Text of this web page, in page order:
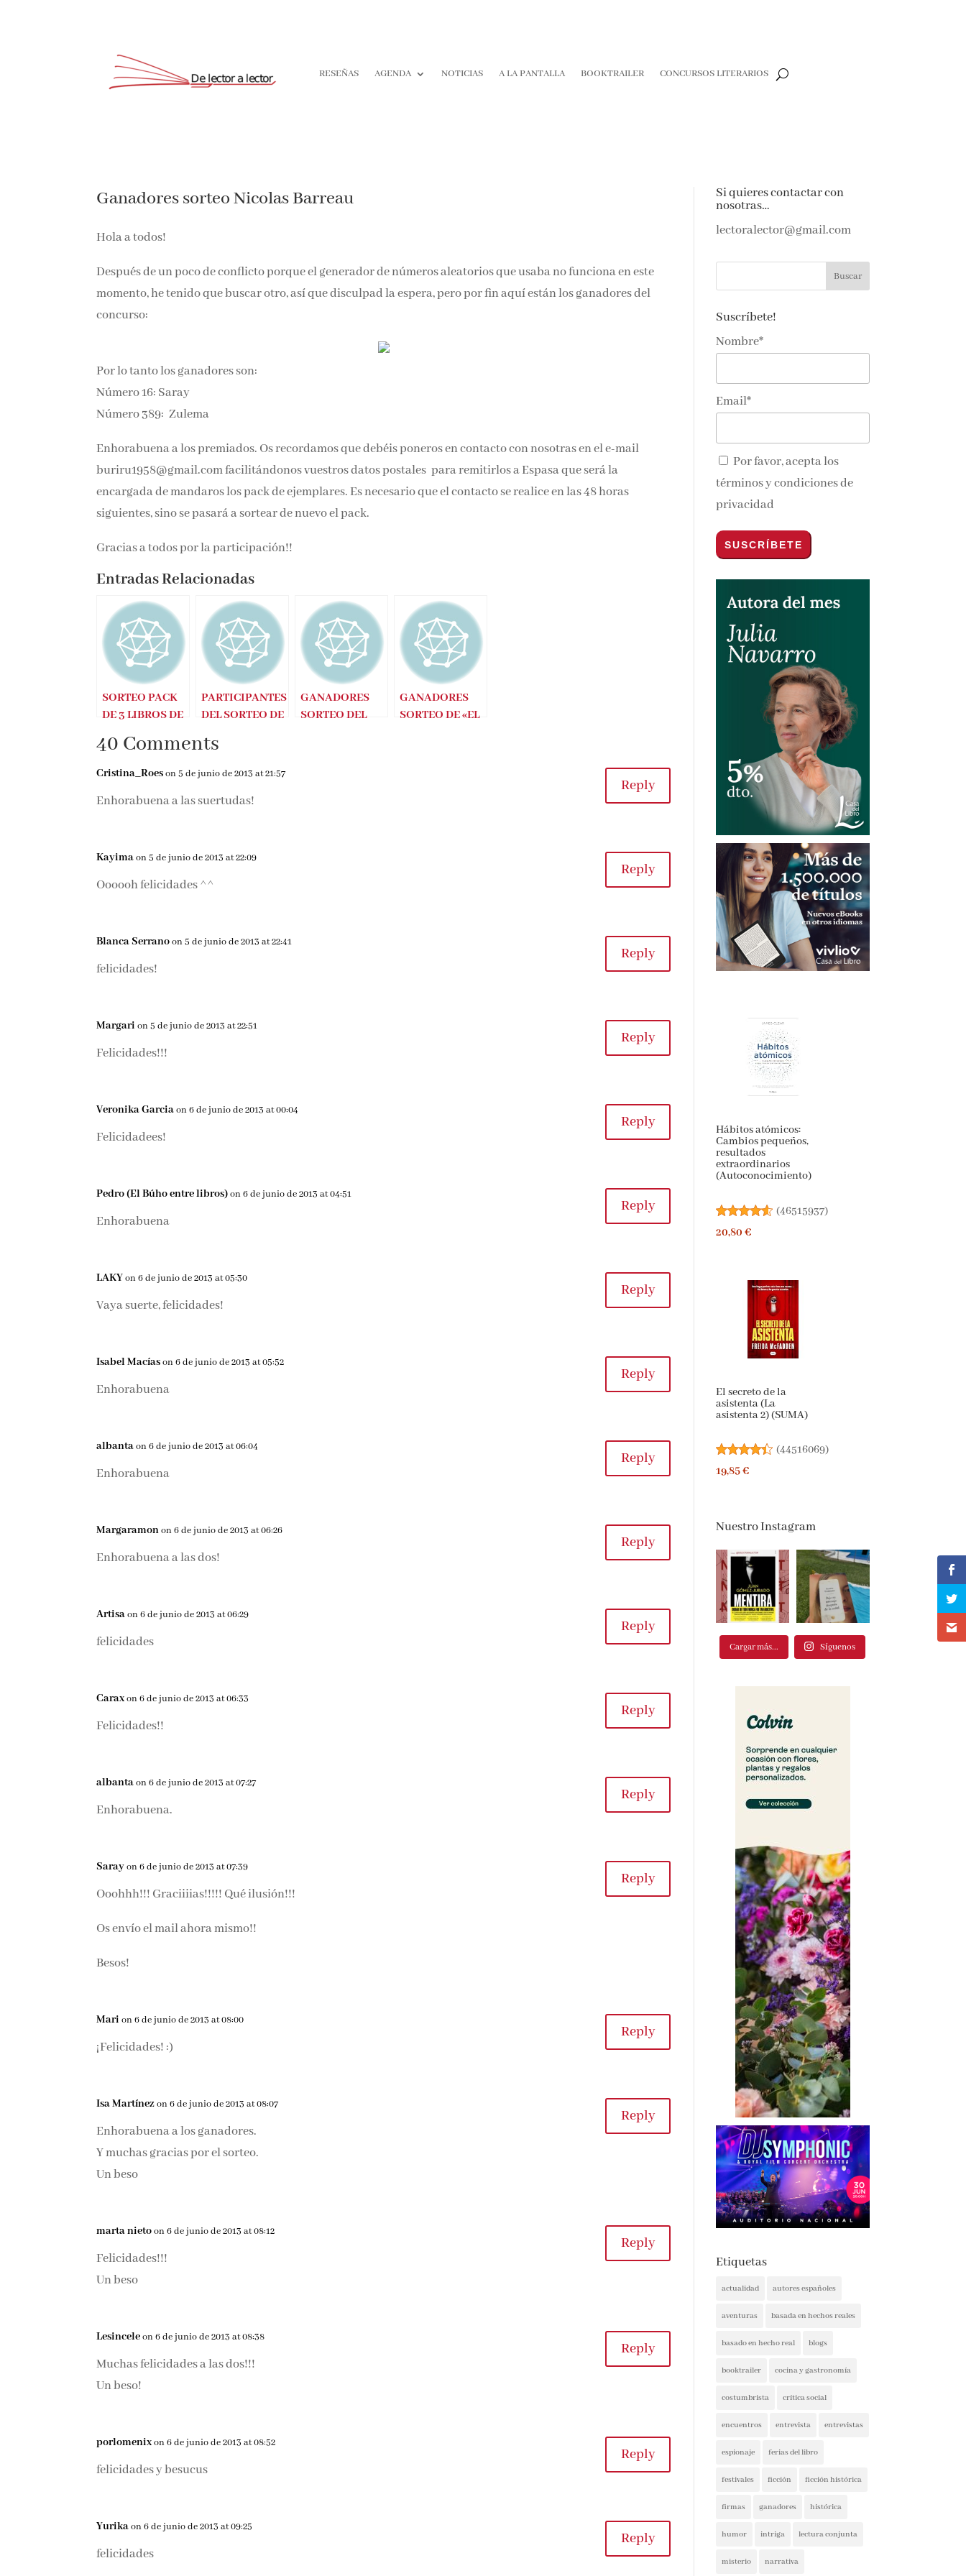
RESEÑAS AGENDA NOTICIAS A LA PANTALLA BOOKTRAILER CONCURSOS LITERARIOS
Ganadores sorteo Nicolas Barreau
Hola a todos!
Después de un poco de conflicto porque el generador de números aleatorios que usaba no funciona en este
momento, he tenido que buscar otro, así que disculpad la espera, pero por fin aquí están los ganadores del
concurso:
Por lo tanto los ganadores son:
Número 16: Saray
Número 389: Zulema
Enhorabuena a los premiados. Os recordamos que debéis poneros en contacto con nosotras en el e-mail
buriru1958@gmail.com facilitándonos vuestros datos postales para remitirlos a Espasa que será la
encargada de mandaros los pack de ejemplares. Es necesario que el contacto se realice en las 48 horas
siguientes, sino se pasará a sortear de nuevo el pack.
Gracias a todos por la participación!!
Entradas Relacionadas
SORTEO PACK
DE 3 LIBROS DE
BARREAU
PARTICIPANTES
DEL SORTEO DE
BARREAU Y
FERIA DEL
GANADORES
SORTEO DEL
GANADORES
SORTEO DE «EL
40 Comments
Cristina_Roes on 5 de junio de 2013 at 21:57
Enhorabuena a las suertudas!
Reply
Kayima on 5 de junio de 2013 at 22:09
Oooooh felicidades ^^
Reply
Blanca Serrano on 5 de junio de 2013 at 22:41
felicidades!
Reply
Margari on 5 de junio de 2013 at 22:51
Felicidades!!!
Reply
Veronika Garcia on 6 de junio de 2013 at 00:04
Felicidadees!
Reply
Pedro (El Búho entre libros) on 6 de junio de 2013 at 04:51
Enhorabuena
Reply
LAKY on 6 de junio de 2013 at 05:30
Vaya suerte, felicidades!
Reply
Isabel Macías on 6 de junio de 2013 at 05:52
Enhorabuena
Reply
albanta on 6 de junio de 2013 at 06:04
Enhorabuena
Reply
Margaramon on 6 de junio de 2013 at 06:26
Enhorabuena a las dos!
Reply
Artisa on 6 de junio de 2013 at 06:29
felicidades
Reply
Carax on 6 de junio de 2013 at 06:33
Felicidades!!
Reply
albanta on 6 de junio de 2013 at 07:27
Enhorabuena.
Reply
Saray on 6 de junio de 2013 at 07:39
Ooohhh!!! Graciiiias!!!!! Qué ilusión!!!
Os envío el mail ahora mismo!!
Besos!
Reply
Mari on 6 de junio de 2013 at 08:00
¡Felicidades! :)
Reply
Isa Martínez on 6 de junio de 2013 at 08:07
Enhorabuena a los ganadores.
Y muchas gracias por el sorteo.
Un beso
Reply
marta nieto on 6 de junio de 2013 at 08:12
Felicidades!!!
Un beso
Reply
Lesincele on 6 de junio de 2013 at 08:38
Muchas felicidades a las dos!!!
Un beso!
Reply
porlomenix on 6 de junio de 2013 at 08:52
felicidades y besucus
Reply
Yurika on 6 de junio de 2013 at 09:25
felicidades
Reply
Si quieres contactar con
nosotras…
lectoralector@gmail.com
Suscríbete!
Nombre*
Email*
Por favor, acepta los
términos y condiciones de
privacidad
Hábitos atómicos:
Cambios pequeños,
resultados
extraordinarios
(Autoconocimiento)
(46515937)
20,80 €
El secreto de la
asistenta (La
asistenta 2) (SUMA)
(44516069)
19,85 €
Nuestro Instagram
Cargar más... Síguenos
Etiquetas
actualidad autores españoles
aventuras basada en hechos reales
basado en hecho real blogs
booktrailer cocina y gastronomía
costumbrista crítica social
encuentros entrevista entrevistas
espionaje ferias del libro
festivales ficción ficción histórica
firmas ganadores histórica
humor intriga lectura conjunta
misterio narrativa